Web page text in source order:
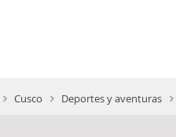
Cusco Deportes y aventuras